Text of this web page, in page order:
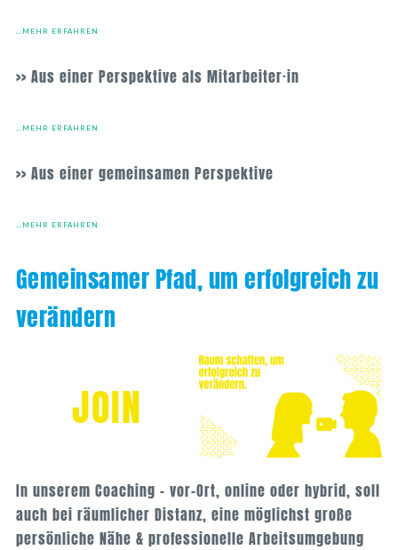
…MEHR ERFAHREN
>> Aus einer Perspektive als Mitarbeiter·in
…MEHR ERFAHREN
>> Aus einer gemeinsamen Perspektive
…MEHR ERFAHREN
Gemeinsamer Pfad, um erfolgreich zu
verändern
JOIN
In unserem Coaching – vor-Ort, online oder hybrid, soll
auch bei räumlicher Distanz, eine möglichst große
persönliche Nähe & professionelle Arbeitsumgebung